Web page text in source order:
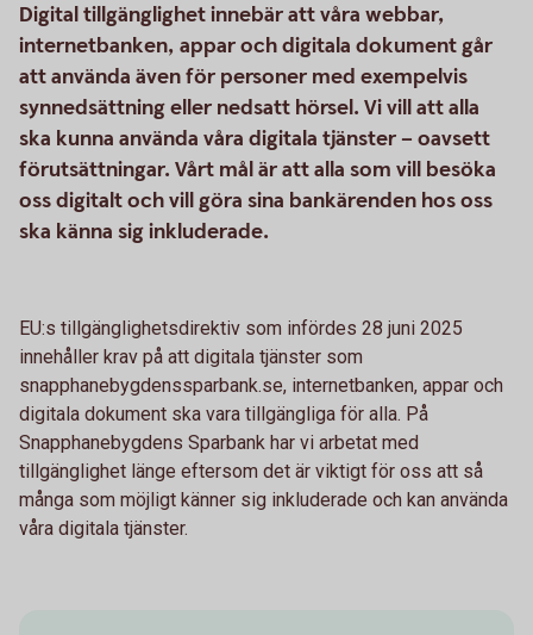
Digital tillgänglighet innebär att våra webbar,
internetbanken, appar och digitala dokument går
att använda även för personer med exempelvis
synnedsättning eller nedsatt hörsel. Vi vill att alla
ska kunna använda våra digitala tjänster – oavsett
förutsättningar. Vårt mål är att alla som vill besöka
oss digitalt och vill göra sina bankärenden hos oss
ska känna sig inkluderade.
EU:s tillgänglighetsdirektiv som infördes 28 juni 2025
innehåller krav på att digitala tjänster som
snapphanebygdenssparbank.se, internetbanken, appar och
digitala dokument ska vara tillgängliga för alla. På
Snapphanebygdens Sparbank har vi arbetat med
tillgänglighet länge eftersom det är viktigt för oss att så
många som möjligt känner sig inkluderade och kan använda
våra digitala tjänster.